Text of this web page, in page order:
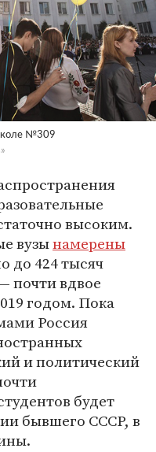
школе №309
высоким.
вузынамерены
до 424 тысяч
почти вдвое
годом. Пока
Россия
и политический
будет
бывшего СССР, в